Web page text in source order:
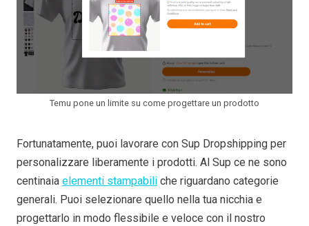
Temu pone un limite su come progettare un prodotto
Fortunatamente, puoi lavorare con Sup Dropshipping per
personalizzare liberamente i prodotti. Al Sup ce ne sono
centinaia elementi stampabili che riguardano categorie
generali. Puoi selezionare quello nella tua nicchia e
progettarlo in modo flessibile e veloce con il nostro